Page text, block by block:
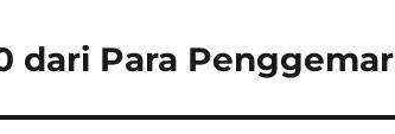
dari Para Penggemar